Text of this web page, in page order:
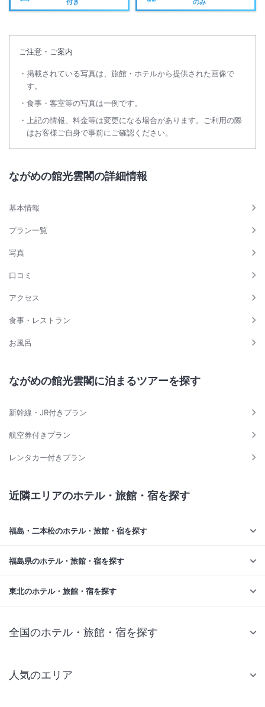
付き のみ
ご注意・ご案内
掲載されている写真は、旅館・ホテルから提供された画像で
す。
食事・客室等の写真は一例です。
上記の情報、料金等は変更になる場合があります。ご利用の際
はお客様ご自身で事前にご確認ください。
ながめの館光雲閣の詳細情報
基本情報
プラン一覧
写真
口コミ
アクセス
食事・レストラン
お風呂
ながめの館光雲閣に泊まるツアーを探す
新幹線・JR付きプラン
航空券付きプラン
レンタカー付きプラン
近隣エリアのホテル・旅館・宿を探す
福島・二本松のホテル・旅館・宿を探す
福島県のホテル・旅館・宿を探す
東北のホテル・旅館・宿を探す
全国のホテル・旅館・宿を探す
人気のエリア